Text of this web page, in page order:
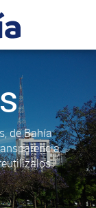
de Bahía